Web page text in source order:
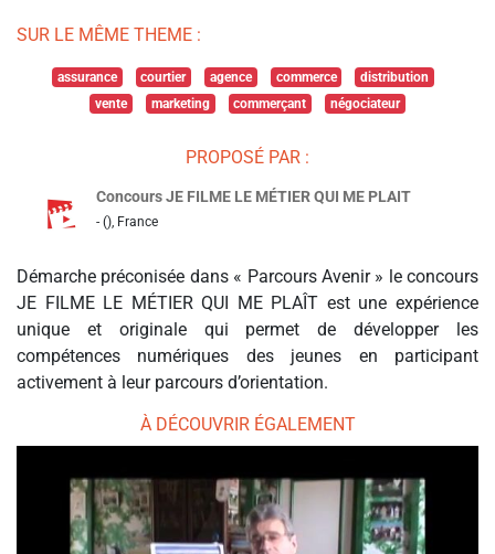
SUR LE MÊME THEME :
assurance courtier agence commerce
distribution
vente
marketing commerçant négociateur
PROPOSÉ PAR :
Concours JE FILME LE MÉTIER QUI ME PLAIT
- (), France
Démarche préconisée dans « Parcours Avenir » le concours
JE FILME LE MÉTIER QUI ME PLAÎT est une expérience
unique et originale qui permet de développer les
compétences numériques des jeunes en participant
activement à leur parcours d’orientation.
À DÉCOUVRIR ÉGALEMENT